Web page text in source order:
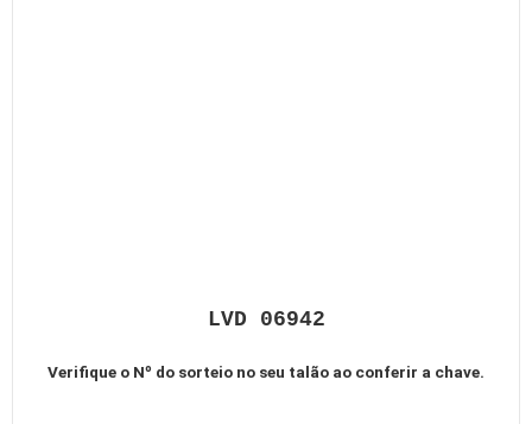
LVD 06942
Verifique o Nº do sorteio no seu talão ao conferir a chave.